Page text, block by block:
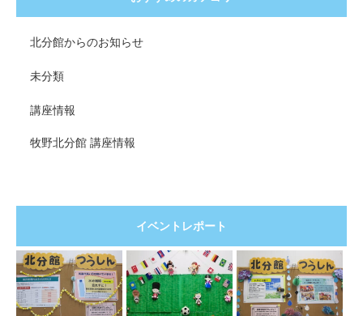
北分館からのお知らせ
未分類
講座情報
牧野北分館 講座情報
イベントレポート